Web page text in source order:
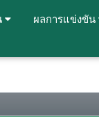
ผลการแข่งขัน